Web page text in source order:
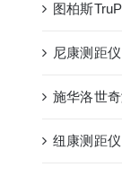
图柏斯
尼康测距仪
施华洛世
纽康测距仪